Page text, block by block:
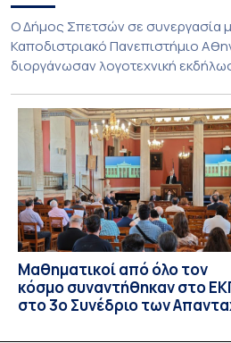
Ο Δήμος Σπετσών σε συνεργασία
Καποδιστριακό Πανεπιστήμιο
διοργάνωσαν λογοτεχνική
20ού αιώνα, με την προβολή του
επιστροφή του Μάγου». Η
πλαίσιο της συνεργασίας του
Εθνικού και Καποδιστριακού […]
Μαθηματικοί από όλο τον
κόσμο συναντήθηκαν στο
στο 3ο Συνέδριο των